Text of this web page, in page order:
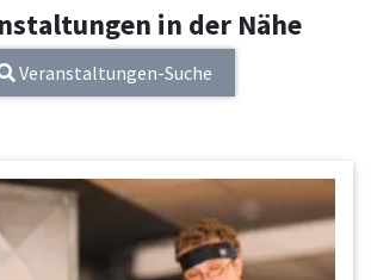
in der Nähe
Veranstaltungen-Suche